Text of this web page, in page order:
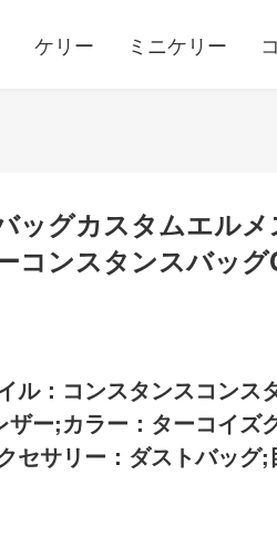
ケリー ミニケリー
ッグカスタムエル
コンスタンスバッ
ル：コンスタンスコンス
ザー;カラー：ターコイ
セサリー：ダストバッグ